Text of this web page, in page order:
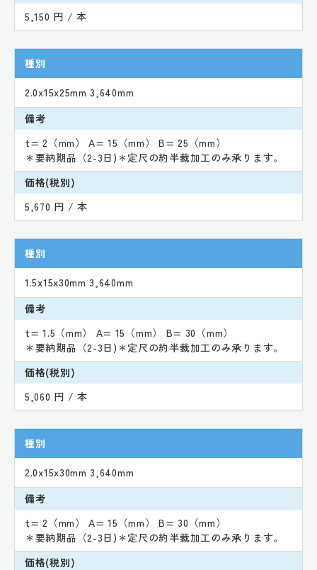
5,150 円 / 本
種別
2.0x15x25mm 3,640mm
備考
t= 2（mm） A= 15（mm） B= 25（mm）
＊要納期品（2-3日)＊定尺の約半裁加工のみ承ります。
価格(税別)
5,670 円 / 本
種別
1.5x15x30mm 3,640mm
備考
t= 1.5（mm） A= 15（mm） B= 30（mm）
＊要納期品（2-3日)＊定尺の約半裁加工のみ承ります。
価格(税別)
5,060 円 / 本
種別
2.0x15x30mm 3,640mm
備考
t= 2（mm） A= 15（mm） B= 30（mm）
＊要納期品（2-3日)＊定尺の約半裁加工のみ承ります。
価格(税別)